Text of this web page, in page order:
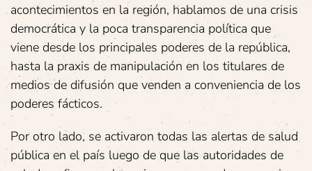
acontecimientos en la región, hablamos de una crisis
democrática y la poca transparencia política que
viene desde los principales poderes de la república,
hasta la praxis de manipulación en los titulares de
medios de difusión que venden a conveniencia de los
poderes fácticos.
Por otro lado, se activaron todas las alertas de salud
pública en el país luego de que las autoridades de